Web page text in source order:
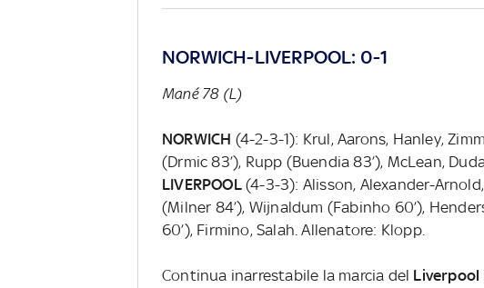
NORWICH-LIVERPOOL: 0-1
Mané 78 (L)
NORWICH (4-2-3-1): Krul, Aarons, Hanley,
(Drmic 83’), Rupp (Buendia 83’), McLean,
LIVERPOOL(4-3-3): Alisson, Alexander-
(Milner 84’), Wijnaldum (Fabinho 60’),
60’), Firmino, Salah. Allenatore: Klopp.
Continua inarrestabile la marcia del Liverpool